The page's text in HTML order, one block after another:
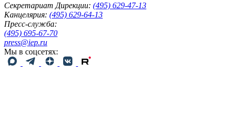
Секретариат Дирекции: (495) 629-47-13
Канцелярия: (495) 629-64-13
Пресс-служба:
(495) 695-67-70
press@iep.ru
Мы в соцсетях: